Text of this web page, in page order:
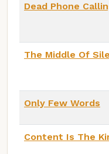
Dead Phone
The Middle Of
Only Few Words
Content Is The